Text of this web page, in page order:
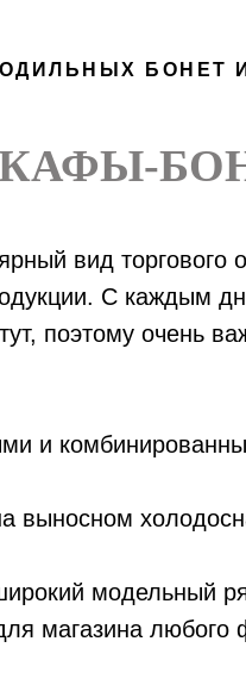
вид торгового
С каждым
поэтому очень
и
выносном
модельный
магазина любого